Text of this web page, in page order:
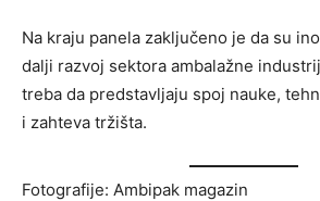
Na kraju panela zaključeno je da su
dalji razvoj sektora ambalažne
treba da predstavljaju spoj nauke,
i zahteva tržišta.
Fotografije: Ambipak magazin